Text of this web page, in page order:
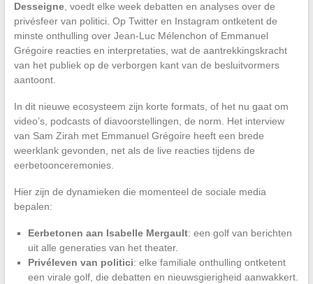
Desseigne, voedt elke week debatten en analyses over de
privésfeer van politici. Op Twitter en Instagram ontketent de
minste onthulling over Jean-Luc Mélenchon of Emmanuel
Grégoire reacties en interpretaties, wat de aantrekkingskracht
van het publiek op de verborgen kant van de besluitvormers
aantoont.
In dit nieuwe ecosysteem zijn korte formats, of het nu gaat om
video’s, podcasts of diavoorstellingen, de norm. Het interview
van Sam Zirah met Emmanuel Grégoire heeft een brede
weerklank gevonden, net als de live reacties tijdens de
eerbetoonceremonies.
Hier zijn de dynamieken die momenteel de sociale media
bepalen:
Eerbetonen aan Isabelle Mergault: een golf van berichten
uit alle generaties van het theater.
Privéleven van politici: elke familiale onthulling ontketent
een virale golf, die debatten en nieuwsgierigheid aanwakkert.